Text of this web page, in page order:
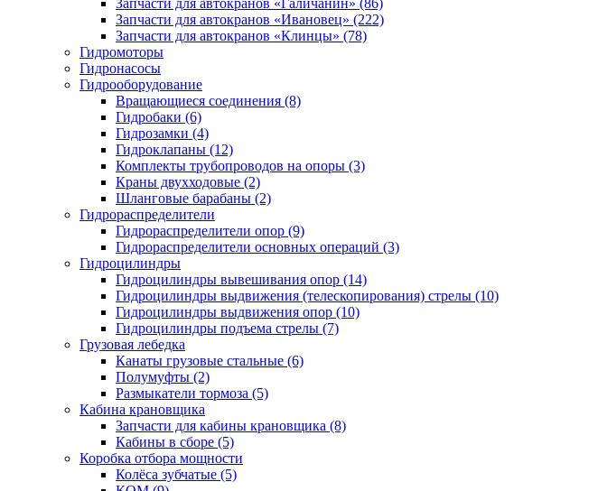
Запчасти для автокранов «Галичанин» (86)
Запчасти для автокранов «Ивановец» (222)
Запчасти для автокранов «Клинцы» (78)
Гидромоторы
Гидронасосы
Гидрооборудование
Вращающиеся соединения (8)
Гидробаки (6)
Гидрозамки (4)
Гидроклапаны (12)
Комплекты трубопроводов на опоры (3)
Краны двухходовые (2)
Шланговые барабаны (2)
Гидрораспределители
Гидрораспределители опор (9)
Гидрораспределители основных операций (3)
Гидроцилиндры
Гидроцилиндры вывешивания опор (14)
Гидроцилиндры выдвижения (телескопирования) стрелы (10)
Гидроцилиндры выдвижения опор (10)
Гидроцилиндры подъема стрелы (7)
Грузовая лебедка
Канаты грузовые стальные (6)
Полумуфты (2)
Размыкатели тормоза (5)
Кабина крановщика
Запчасти для кабины крановщика (8)
Кабины в сборе (5)
Коробка отбора мощности
Колёса зубчатые (5)